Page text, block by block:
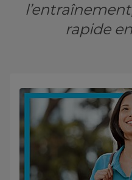
rapide